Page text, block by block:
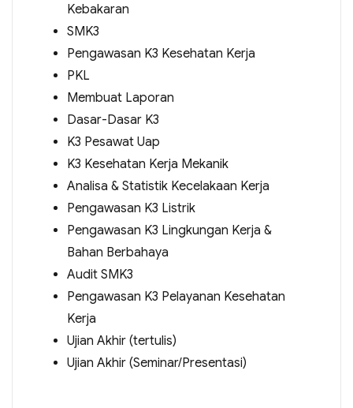
Kebakaran
SMK3
Pengawasan K3 Kesehatan Kerja
PKL
Membuat Laporan
Dasar-Dasar K3
K3 Pesawat Uap
K3 Kesehatan Kerja Mekanik
Analisa & Statistik Kecelakaan Kerja
Pengawasan K3 Listrik
Pengawasan K3 Lingkungan Kerja &
Bahan Berbahaya
Audit SMK3
Pengawasan K3 Pelayanan Kesehatan
Kerja
Ujian Akhir (tertulis)
Ujian Akhir (Seminar/Presentasi)